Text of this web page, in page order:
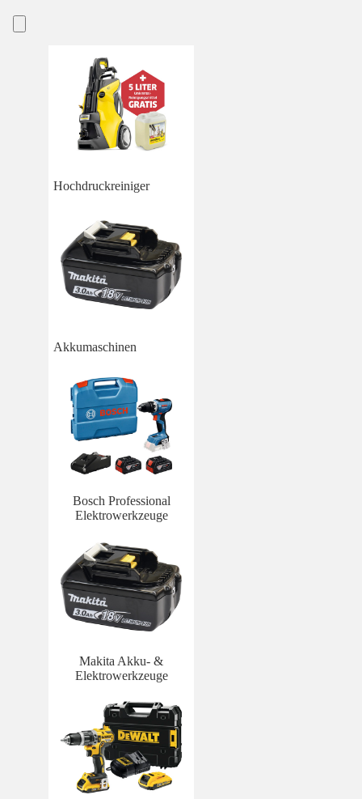
Hochdruckreiniger
Akkumaschinen
Bosch Professional
Elektrowerkzeuge
Makita Akku- &
Elektrowerkzeuge